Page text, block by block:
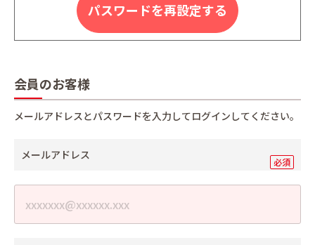
パスワードを再設定する
会員のお客様
メールアドレスとパスワードを入力してログインしてください。
メールアドレス